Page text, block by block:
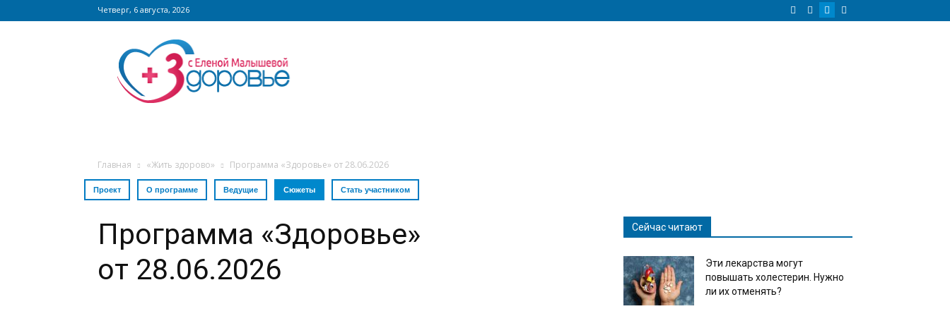
Четверг, 6 августа, 2026
Сайт
zdorovieinfo.ru
крупнейший
медицинский
Главная «Жить здорово» Программа «Здоровье» от 28.06.2026
Проект О программе Ведущие Сюжеты Стать участником
Программа «Здоровье»
от 28.06.2026
Сейчас читают
Эти лекарства могут
повышать холестерин. Нужно
ли их отменять?